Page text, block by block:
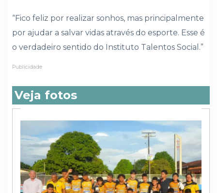
“Fico feliz por realizar sonhos, mas principalmente
por ajudar a salvar vidas através do esporte. Esse é
o verdadeiro sentido do Instituto Talentos Social.”
Publicidade
Veja fotos